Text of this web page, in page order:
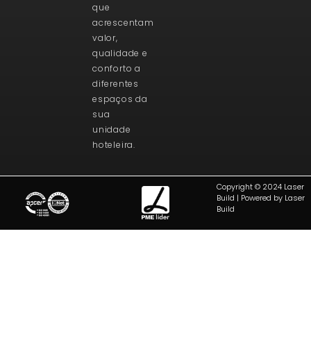
que
acrescentam
valor,
qualidade e
conforto a
diferentes
espaços da
sua
unidade
hoteleira.
Copyright © 2024 Laser
Build | Powered by Laser
Build